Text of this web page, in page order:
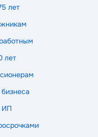
лет
лет
ИП